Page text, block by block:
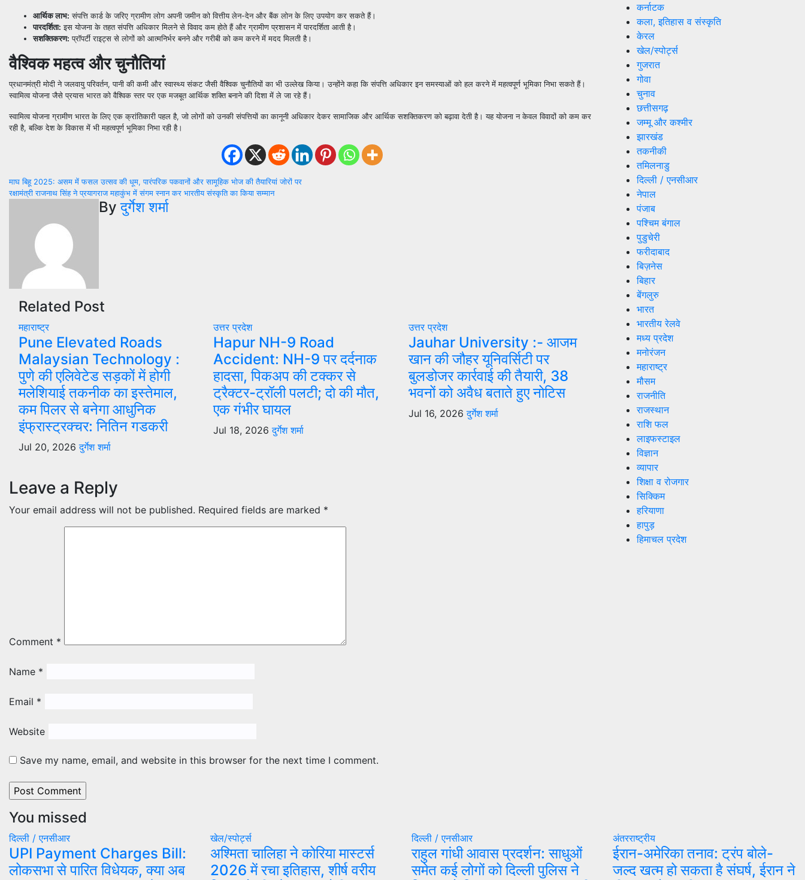
आर्थिक लाभ: संपत्ति कार्ड के जरिए ग्रामीण लोग अपनी जमीन को वित्तीय लेन-देन और बैंक लोन के लिए उपयोग कर सकते हैं।
पारदर्शिता: इस योजना के तहत संपत्ति अधिकार मिलने से विवाद कम होते हैं और ग्रामीण प्रशासन में पारदर्शिता आती है।
सशक्तिकरण: प्रॉपर्टी राइट्स से लोगों को आत्मनिर्भर बनने और गरीबी को कम करने में मदद मिलती है।
वैश्विक महत्व और चुनौतियां
प्रधानमंत्री मोदी ने जलवायु परिवर्तन, पानी की कमी और स्वास्थ्य संकट जैसी वैश्विक चुनौतियों का भी उल्लेख किया। उन्होंने कहा कि संपत्ति अधिकार इन समस्याओं को हल करने में महत्वपूर्ण भूमिका निभा सकते हैं।
स्वामित्व योजना जैसे प्रयास भारत को वैश्विक स्तर पर एक मजबूत आर्थिक शक्ति बनाने की दिशा में ले जा रहे हैं।
स्वामित्व योजना ग्रामीण भारत के लिए एक क्रांतिकारी पहल है, जो लोगों को उनकी संपत्तियों का कानूनी अधिकार देकर सामाजिक और आर्थिक सशक्तिकरण को बढ़ावा देती है। यह योजना न केवल विवादों को कम कर
रही है, बल्कि देश के विकास में भी महत्वपूर्ण भूमिका निभा रही है।
Post
navigation
माघ बिहू 2025: असम में फसल उत्सव की धूम, पारंपरिक पकवानों और सामूहिक भोज की तैयारियां जोरों पर
रक्षामंत्री राजनाथ सिंह ने प्रयागराज महाकुंभ में संगम स्नान कर भारतीय संस्कृति का किया सम्मान
Byदुर्गेश शर्मा
Related Post
महाराष्ट्र
Pune Elevated Roads
Malaysian Technology :
पुणे की एलिवेटेड सड़कों में होगी
मलेशियाई तकनीक का इस्तेमाल,
कम पिलर से बनेगा आधुनिक
इंफ्रास्ट्रक्चर: नितिन गडकरी
Jul 20, 2026दुर्गेश शर्मा
उत्तर प्रदेश
Hapur NH-9 Road
Accident: NH-9 पर दर्दनाक
हादसा, पिकअप की टक्कर से
ट्रैक्टर-ट्रॉली पलटी; दो की मौत,
एक गंभीर घायल
Jul 18, 2026दुर्गेश शर्मा
उत्तर प्रदेश
Jauhar University :- आजम
खान की जौहर यूनिवर्सिटी पर
बुलडोजर कार्रवाई की तैयारी, 38
भवनों को अवैध बताते हुए नोटिस
Jul 16, 2026दुर्गेश शर्मा
Leave a Reply
Your email address will not be published. Required fields are marked *
Comment *
Name *
Email *
Website
Save my name, email, and website in this browser for the next time I comment.
कर्नाटक
कला, इतिहास व संस्कृति
केरल
खेल/स्पोर्ट्स
गुजरात
गोवा
चुनाव
छत्तीसगढ़
जम्मू और कश्मीर
झारखंड
तकनीकी
तमिलनाडु
दिल्ली / एनसीआर
नेपाल
पंजाब
पश्चिम बंगाल
पुडुचेरी
फरीदाबाद
बिज़नेस
बिहार
बेंगलुरु
भारत
भारतीय रेलवे
मध्य प्रदेश
मनोरंजन
महाराष्ट्र
मौसम
राजनीति
राजस्थान
राशि फल
लाइफस्टाइल
विज्ञान
व्यापार
शिक्षा व रोजगार
सिक्किम
हरियाणा
हापुड़
हिमाचल प्रदेश
You missed
दिल्ली / एनसीआर
UPI Payment Charges Bill:
लोकसभा से पारित विधेयक, क्या अब
खेल/स्पोर्ट्स
अश्मिता चालिहा ने कोरिया मास्टर्स
2026 में रचा इतिहास, शीर्ष वरीय
दिल्ली / एनसीआर
राहुल गांधी आवास प्रदर्शन: साधुओं
समेत कई लोगों को दिल्ली पुलिस ने
अंतरराष्ट्रीय
ईरान-अमेरिका तनाव: ट्रंप बोले-
जल्द खत्म हो सकता है संघर्ष, ईरान ने